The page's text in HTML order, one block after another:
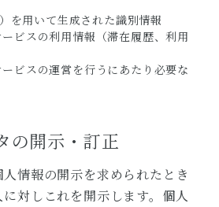
を用いて生成された識別情報
ビスの利用情報（滞在履歴、利用
ビスの運営を行うにあたり必要な
の開示・訂正
情報の開示を求められたとき
対しこれを開示します。個人